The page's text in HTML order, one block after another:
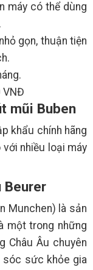
máy có thể dùng
gọn, thuận tiện
VNĐ
mũi Buben
khẩu chính hãng
nhiều loại máy
Beurer
Munchen) là sản
một trong những
Châu Âu chuyên
sóc sức khỏe gia